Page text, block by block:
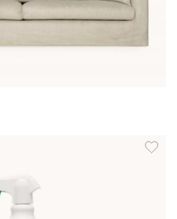
Finns även i dessa färger:
Lägg